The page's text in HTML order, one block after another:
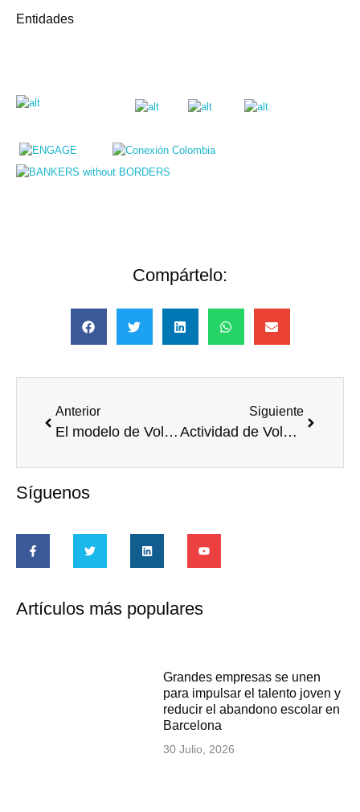
Entidades
Compártelo:
Anterior
El modelo de Voluntariado Corporativo Transformador se difunde en Perú
Siguiente
Actividad de Voluntariado Medioambiental de Unilever
Síguenos
Artículos más populares
Grandes empresas se unen
para impulsar el talento joven y
reducir el abandono escolar en
Barcelona
30 Julio, 2026